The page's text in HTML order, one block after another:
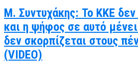
Μ. Συντυχάκης: Το ΚΚΕ δεν
και η ψήφος σε αυτό
δεν σκορπίζεται στους
(VIDEO)